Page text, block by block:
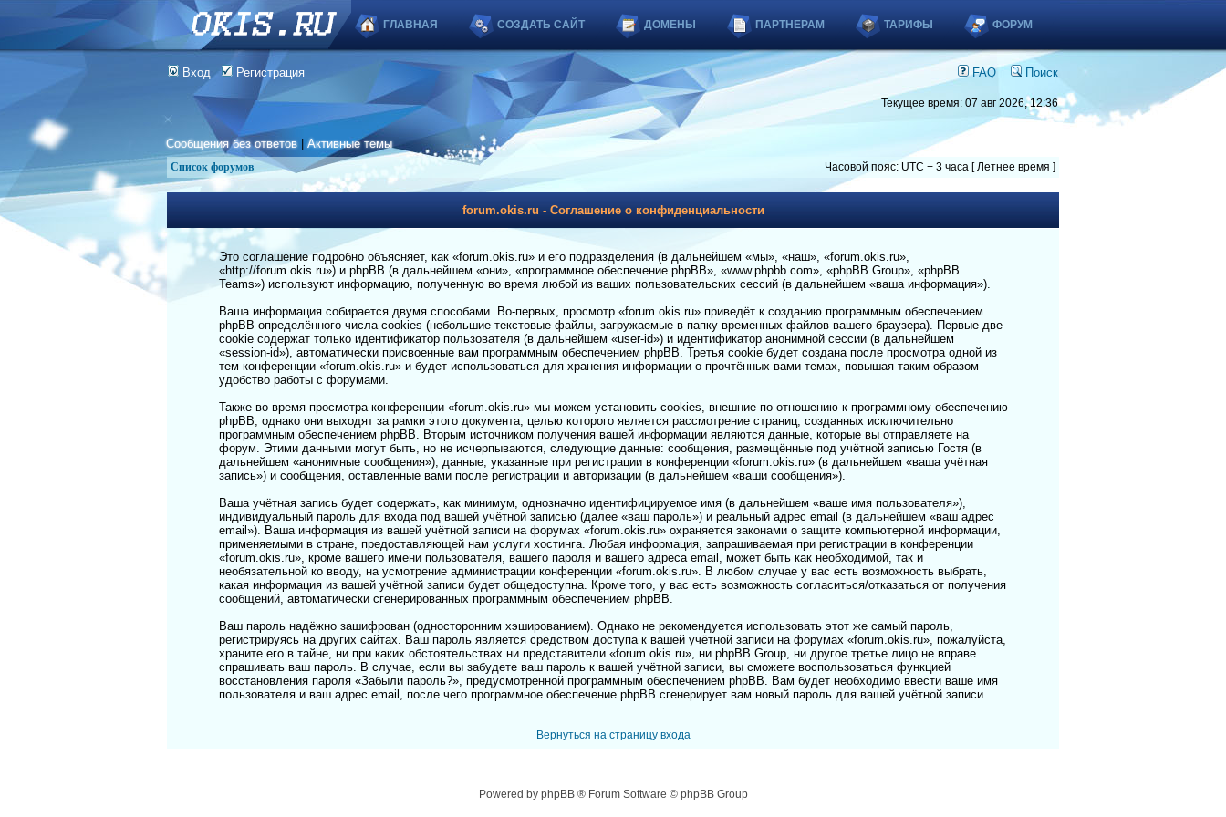
ГЛАВНАЯ СОЗДАТЬ САЙТ ДОМЕНЫ ПАРТНЕРАМ ТАРИФЫ ФОРУМ
Вход Регистрация FAQ Поиск
Текущее время: 07 авг 2026, 12:36
Сообщения без ответов |Активные темы
Список форумов Часовой пояс: UTC + 3 часа [ Летнее время ]
forum.okis.ru - Соглашение о конфиденциальности
Это соглашение подробно объясняет, как «forum.okis.ru» и его подразделения (в дальнейшем «мы», «наш», «forum.okis.ru»,
«http://forum.okis.ru») и phpBB (в дальнейшем «они», «программное обеспечение phpBB», «www.phpbb.com», «phpBB Group», «phpBB
Teams») используют информацию, полученную во время любой из ваших пользовательских сессий (в дальнейшем «ваша информация»).
Ваша информация собирается двумя способами. Во-первых, просмотр «forum.okis.ru» приведёт к созданию программным обеспечением
phpBB определённого числа cookies (небольшие текстовые файлы, загружаемые в папку временных файлов вашего браузера). Первые две
cookie содержат только идентификатор пользователя (в дальнейшем «user-id») и идентификатор анонимной сессии (в дальнейшем
«session-id»), автоматически присвоенные вам программным обеспечением phpBB. Третья cookie будет создана после просмотра одной из
тем конференции «forum.okis.ru» и будет использоваться для хранения информации о прочтённых вами темах, повышая таким образом
удобство работы с форумами.
Также во время просмотра конференции «forum.okis.ru» мы можем установить cookies, внешние по отношению к программному обеспечению
phpBB, однако они выходят за рамки этого документа, целью которого является рассмотрение страниц, созданных исключительно
программным обеспечением phpBB. Вторым источником получения вашей информации являются данные, которые вы отправляете на
форум. Этими данными могут быть, но не исчерпываются, следующие данные: сообщения, размещённые под учётной записью Гостя (в
дальнейшем «анонимные сообщения»), данные, указанные при регистрации в конференции «forum.okis.ru» (в дальнейшем «ваша учётная
запись») и сообщения, оставленные вами после регистрации и авторизации (в дальнейшем «ваши сообщения»).
Ваша учётная запись будет содержать, как минимум, однозначно идентифицируемое имя (в дальнейшем «ваше имя пользователя»),
индивидуальный пароль для входа под вашей учётной записью (далее «ваш пароль») и реальный адрес email (в дальнейшем «ваш адрес
email»). Ваша информация из вашей учётной записи на форумах «forum.okis.ru» охраняется законами о защите компьютерной информации,
применяемыми в стране, предоставляющей нам услуги хостинга. Любая информация, запрашиваемая при регистрации в конференции
«forum.okis.ru», кроме вашего имени пользователя, вашего пароля и вашего адреса email, может быть как необходимой, так и
необязательной ко вводу, на усмотрение администрации конференции «forum.okis.ru». В любом случае у вас есть возможность выбрать,
какая информация из вашей учётной записи будет общедоступна. Кроме того, у вас есть возможность согласиться/отказаться от получения
сообщений, автоматически сгенерированных программным обеспечением phpBB.
Ваш пароль надёжно зашифрован (односторонним хэшированием). Однако не рекомендуется использовать этот же самый пароль,
регистрируясь на других сайтах. Ваш пароль является средством доступа к вашей учётной записи на форумах «forum.okis.ru», пожалуйста,
храните его в тайне, ни при каких обстоятельствах ни представители «forum.okis.ru», ни phpBB Group, ни другое третье лицо не вправе
спрашивать ваш пароль. В случае, если вы забудете ваш пароль к вашей учётной записи, вы сможете воспользоваться функцией
восстановления пароля «Забыли пароль?», предусмотренной программным обеспечением phpBB. Вам будет необходимо ввести ваше имя
пользователя и ваш адрес email, после чего программное обеспечение phpBB сгенерирует вам новый пароль для вашей учётной записи.
Вернуться на страницу входа
Powered by phpBB ® Forum Software © phpBB Group